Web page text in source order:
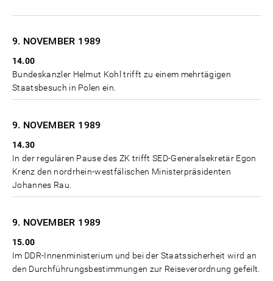
9. NOVEMBER 1989
14.00
Bundeskanzler Helmut Kohl trifft zu einem mehrtägigen
Staatsbesuch in Polen ein.
9. NOVEMBER 1989
14.30
In der regulären Pause des ZK trifft SED-Generalsekretär Egon
Krenz den nordrhein-westfälischen Ministerpräsidenten
Johannes Rau.
9. NOVEMBER 1989
15.00
Im DDR-Innenministerium und bei der Staatssicherheit wird an
den Durchführungsbestimmungen zur Reiseverordnung gefeilt.